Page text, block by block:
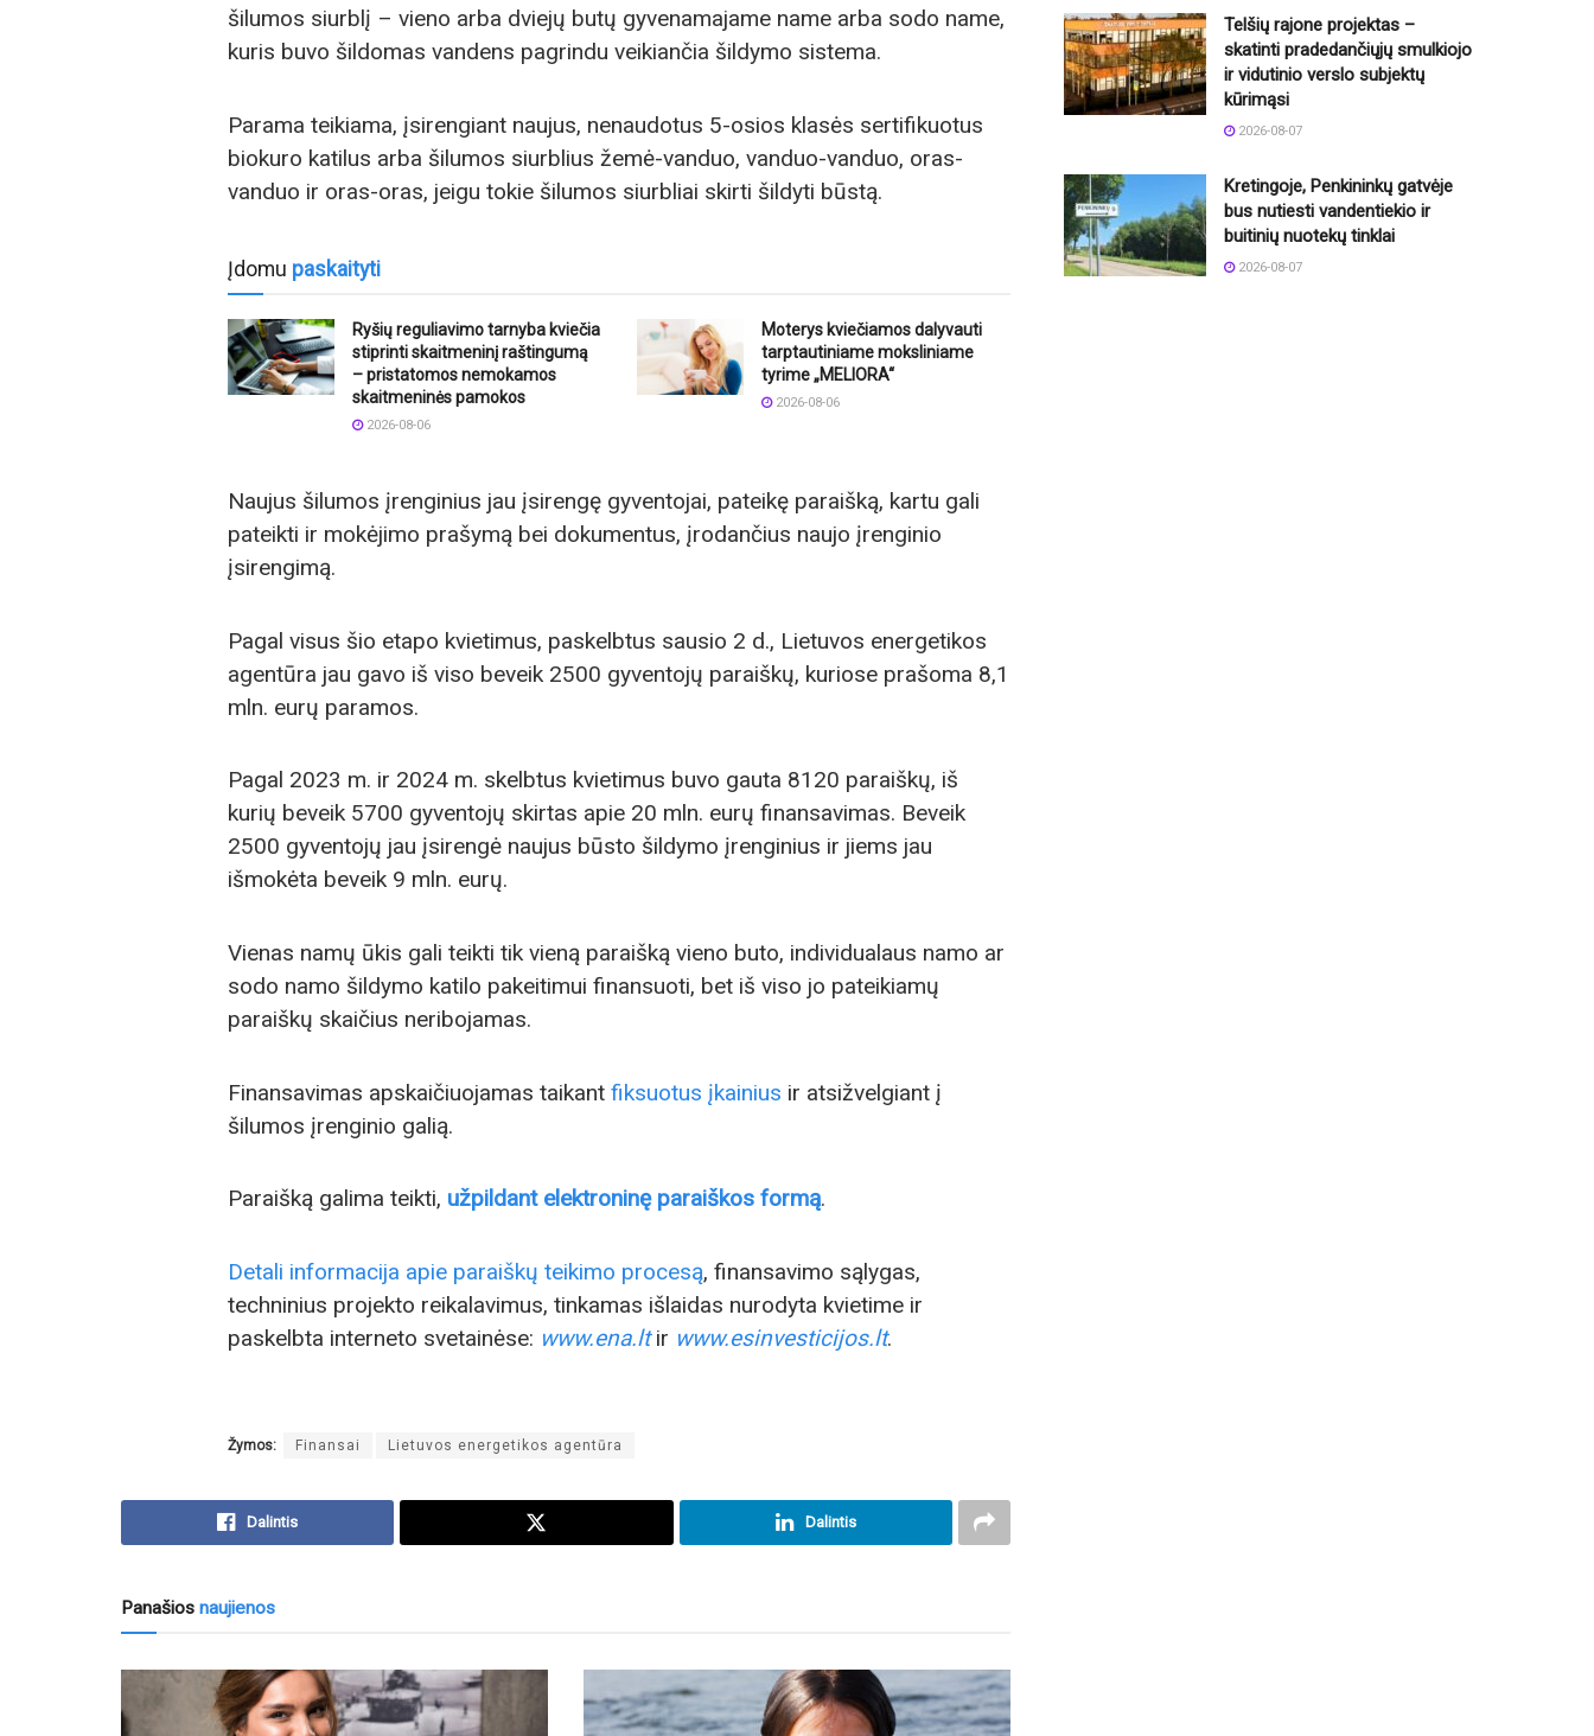
šilumos siurblį – vieno arba dviejų butų gyvenamajame name arba sodo name,
kuris buvo šildomas vandens pagrindu veikiančia šildymo sistema.
Parama teikiama, įsirengiant naujus, nenaudotus 5-osios klasės sertifikuotus
biokuro katilus arba šilumos siurblius žemė-vanduo, vanduo-vanduo, oras-
vanduo ir oras-oras, jeigu tokie šilumos siurbliai skirti šildyti būstą.
Įdomu paskaityti
Ryšių reguliavimo tarnyba kviečia
stiprinti skaitmeninį raštingumą
– pristatomos nemokamos
skaitmeninės pamokos
2026-08-06
Moterys kviečiamos dalyvauti
tarptautiniame moksliniame
tyrime „MELIORA“
2026-08-06
Naujus šilumos įrenginius jau įsirengę gyventojai, pateikę paraišką, kartu gali
pateikti ir mokėjimo prašymą bei dokumentus, įrodančius naujo įrenginio
įsirengimą.
Pagal visus šio etapo kvietimus, paskelbtus sausio 2 d., Lietuvos energetikos
agentūra jau gavo iš viso beveik 2500 gyventojų paraiškų, kuriose prašoma 8,1
mln. eurų paramos.
Pagal 2023 m. ir 2024 m. skelbtus kvietimus buvo gauta 8120 paraiškų, iš
kurių beveik 5700 gyventojų skirtas apie 20 mln. eurų finansavimas. Beveik
2500 gyventojų jau įsirengė naujus būsto šildymo įrenginius ir jiems jau
išmokėta beveik 9 mln. eurų.
Vienas namų ūkis gali teikti tik vieną paraišką vieno buto, individualaus namo ar
sodo namo šildymo katilo pakeitimui finansuoti, bet iš viso jo pateikiamų
paraiškų skaičius neribojamas.
Finansavimas apskaičiuojamas taikant fiksuotus įkainius ir atsižvelgiant į
šilumos įrenginio galią.
Paraišką galima teikti, užpildant elektroninę paraiškos formą.
Detali informacija apie paraiškų teikimo procesą, finansavimo sąlygas,
techninius projekto reikalavimus, tinkamas išlaidas nurodyta kvietime ir
paskelbta interneto svetainėse: www.ena.ltir www.esinvesticijos.lt.
Žymos: Finansai Lietuvos energetikos agentūra
Dalintis Dalintis
Panašios naujienos
Telšių rajone projektas –
skatinti pradedančiųjų smulkiojo
ir vidutinio verslo subjektų
kūrimąsi
2026-08-07
Kretingoje, Penkininkų gatvėje
bus nutiesti vandentiekio ir
buitinių nuotekų tinklai
2026-08-07